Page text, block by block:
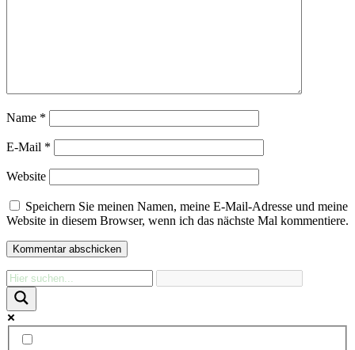
Name *
E-Mail *
Website
Speichern Sie meinen Namen, meine E-Mail-Adresse und meine
Website in diesem Browser, wenn ich das nächste Mal kommentiere.